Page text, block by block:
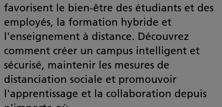
favorisent le bien-être des étudiants et des
employés, la formation hybride et
l'enseignement à distance. Découvrez
comment créer un campus intelligent et
sécurisé, maintenir les mesures de
distanciation sociale et promouvoir
l'apprentissage et la collaboration depuis